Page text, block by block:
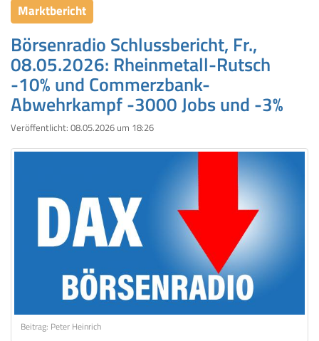
Marktbericht
Börsenradio Schlussbericht, Fr.,
08.05.2026: Rheinmetall-Rutsch
-10% und Commerzbank-
Abwehrkampf -3000 Jobs und -3%
Veröffentlicht: 08.05.2026 um 18:26
Beitrag: Peter Heinrich